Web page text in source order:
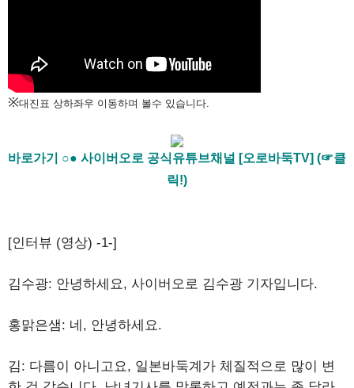
※대진표 상하좌우 이동하며 볼수 있습니다.
바로가기 ○● 사이버오로 공식유튜브채널 [오로바둑TV] (☞클
릭!)
[인터뷰 (영상) -1-]
김수광: 안녕하세요, 사이버오로 김수광 기자입니다.
홍맑은샘: 네, 안녕하세요.
김: 다름이 아니고요, 일본바둑계가 체질적으로 많이 변